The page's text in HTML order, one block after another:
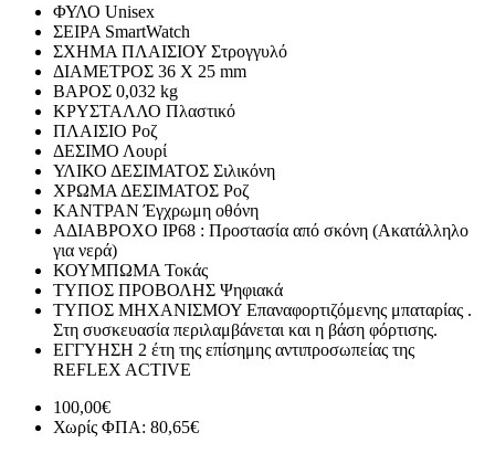
ΦΥΛΟ Unisex
ΣΕΙΡΑ SmartWatch
ΣΧΗΜΑ ΠΛΑΙΣΙΟΥ Στρογγυλό
ΔΙΑΜΕΤΡΟΣ 36 Χ 25 mm
ΒΑΡΟΣ 0,032 kg
ΚΡΥΣΤΑΛΛΟ Πλαστικό
ΠΛΑΙΣΙΟ Ροζ
ΔΕΣΙΜΟ Λουρί
ΥΛΙΚΟ ΔΕΣΙΜΑΤΟΣ Σιλικόνη
ΧΡΩΜΑ ΔΕΣΙΜΑΤΟΣ Ροζ
ΚΑΝΤΡΑΝ Έγχρωμη οθόνη
ΑΔΙΑΒΡΟΧΟ IP68 : Προστασία από σκόνη (Ακατάλληλο
για νερά)
ΚΟΥΜΠΩΜΑ Τοκάς
ΤΥΠΟΣ ΠΡΟΒΟΛΗΣ Ψηφιακά
ΤΥΠΟΣ ΜΗΧΑΝΙΣΜΟΥ Επαναφορτιζόμενης μπαταρίας .
Στη συσκευασία περιλαμβάνεται και η βάση φόρτισης.
ΕΓΓΥΗΣΗ 2 έτη της επίσημης αντιπροσωπείας της
REFLEX ACTIVE
100,00€
Χωρίς ΦΠΑ: 80,65€